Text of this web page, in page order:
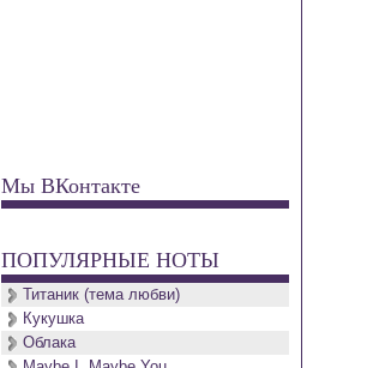
Мы ВКонтакте
ПОПУЛЯРНЫЕ НОТЫ
Титаник (тема любви)
Кукушка
Облака